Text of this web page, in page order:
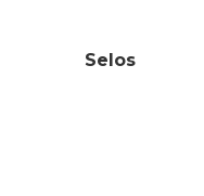
Selos